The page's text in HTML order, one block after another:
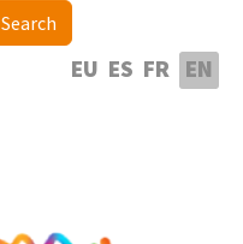
Search
EU ES FR EN